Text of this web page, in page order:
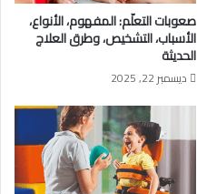
صعوبات التعلّم: المفهوم، الأنواع،
الأسباب، التشخيص، وطرق العلاج
الحديثة
ديسمبر 22, 2025